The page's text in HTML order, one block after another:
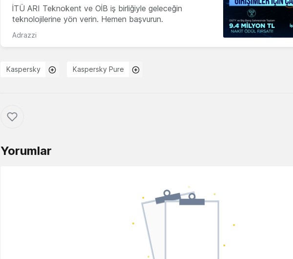
İTÜ ARI Teknokent ve OİB iş birliğiyle geleceğin
teknolojilerine yön verin. Hemen başvurun.
Adrazzi
Kaspersky Kaspersky Pure
Yorumlar